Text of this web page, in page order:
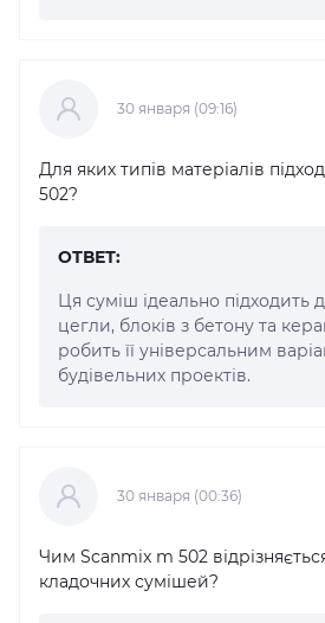
30 января (09:16)
Для яких типів матеріалів
502?
ОТВЕТ:
Ця суміш ідеально підходить
цегли, блоків з бетону та
робить її універсальним
будівельних проектів.
30 января (00:36)
Чим Scanmix m 502
кладочних сумішей?